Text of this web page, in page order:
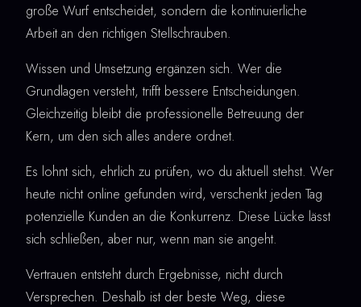
große Wurf entscheidet, sondern die kontinuierliche
Arbeit an den richtigen Stellschrauben.
Wissen und Umsetzung ergänzen sich. Wer die
Grundlagen versteht, trifft bessere Entscheidungen.
Gleichzeitig bleibt die professionelle Betreuung der
Kern, um den sich alles andere ordnet.
Es lohnt sich, ehrlich zu prüfen, wo du aktuell stehst. Wer
heute nicht online gefunden wird, verschenkt jeden Tag
potenzielle Kunden an die Konkurrenz. Diese Lücke lässt
sich schließen, aber nur, wenn man sie angeht.
Vertrauen entsteht durch Ergebnisse, nicht durch
Versprechen. Deshalb ist der beste Weg, diese